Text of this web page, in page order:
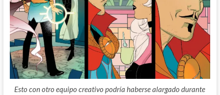
Esto con otro equipo creativo podría haberse alargado durante